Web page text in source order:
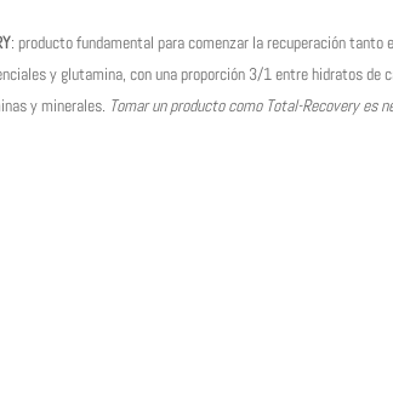
: producto fundamental para comenzar la recuperación
y glutamina, con una proporción 3/1 entre hidratos
y minerales. Tomar un producto como Total-Recovery es